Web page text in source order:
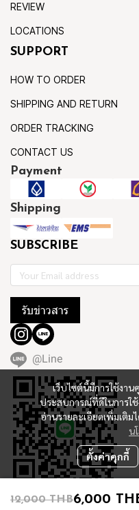
12,000 THB6,000
เว็บไซต์นี้มีการใช้งา
ประสบการณ์ที่ดีในการใ
อ่านรายละเอียดเพิ่มเติม
น
ตั้งค่าคุกกี้
REVIEW
LOCATIONS
SUPPORT
HOW TO ORDER
SHIPPING AND RETURN
ORDER TRACKING
CONTACT US
Payment
Shipping
SUBSCRIBE
รับข่าวสาร
@Line